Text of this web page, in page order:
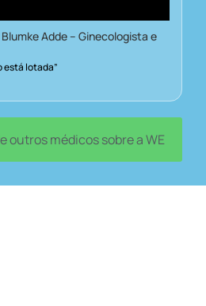
Adde – Ginecologista e
está lotada”
outros médicos sobre a WE